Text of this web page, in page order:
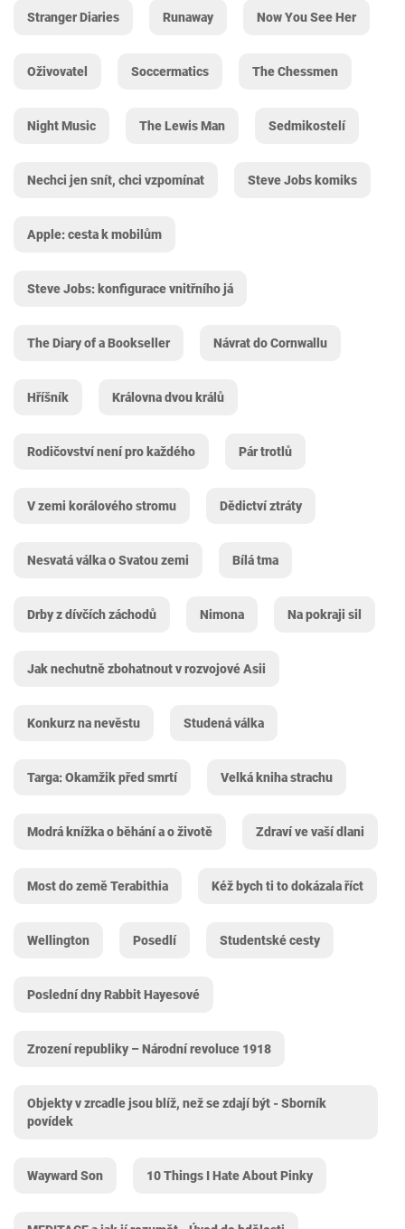
Stranger Diaries Runaway Now You See Her
Oživovatel Soccermatics The Chessmen
Night Music The Lewis Man Sedmikostelí
Nechci jen snít, chci vzpomínat Steve Jobs komiks
Apple: cesta k mobilům
Steve Jobs: konfigurace vnitřního já
The Diary of a Bookseller Návrat do Cornwallu
Hříšník Královna dvou králů
Rodičovství není pro každého Pár trotlů
V zemi korálového stromu Dědictví ztráty
Nesvatá válka o Svatou zemi Bílá tma
Drby z dívčích záchodů Nimona Na pokraji sil
Jak nechutně zbohatnout v rozvojové Asii
Konkurz na nevěstu Studená válka
Targa: Okamžik před smrtí Velká kniha strachu
Modrá knížka o běhání a o životě Zdraví ve vaší dlani
Most do země Terabithia Kéž bych ti to dokázala říct
Wellington Posedlí Studentské cesty
Poslední dny Rabbit Hayesové
Zrození republiky – Národní revoluce 1918
Objekty v zrcadle jsou blíž, než se zdají být - Sborník
povídek
Wayward Son 10 Things I Hate About Pinky